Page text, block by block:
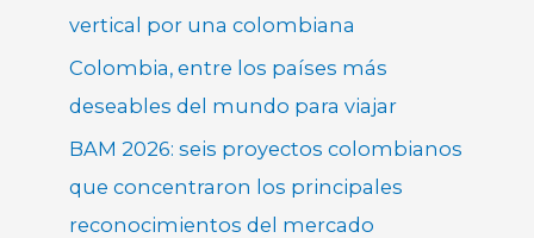
vertical por una colombiana
Colombia, entre los países más
deseables del mundo para viajar
BAM 2026: seis proyectos colombianos
que concentraron los principales
reconocimientos del mercado